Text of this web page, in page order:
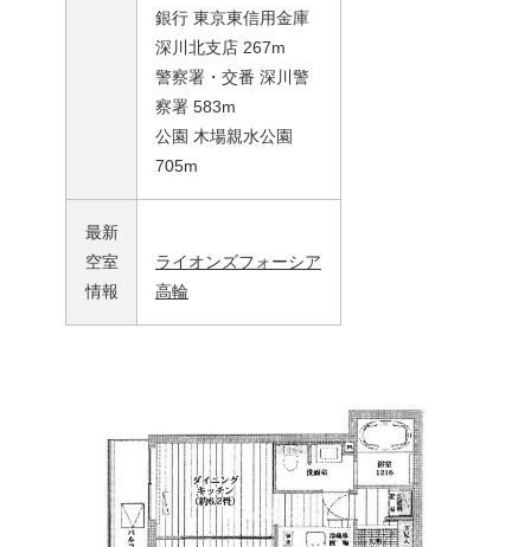
銀行 東京東信用金庫
深川北支店 267m
警察署・交番 深川警
察署 583m
公園 木場親水公園
705m
最新
空室
情報
ライオンズフォーシア
高輪